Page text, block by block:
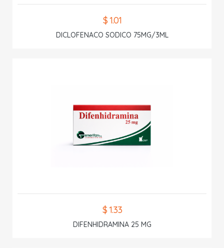
$ 1.01
DICLOFENACO SODICO 75MG/3ML
$ 1.33
DIFENHIDRAMINA 25 MG